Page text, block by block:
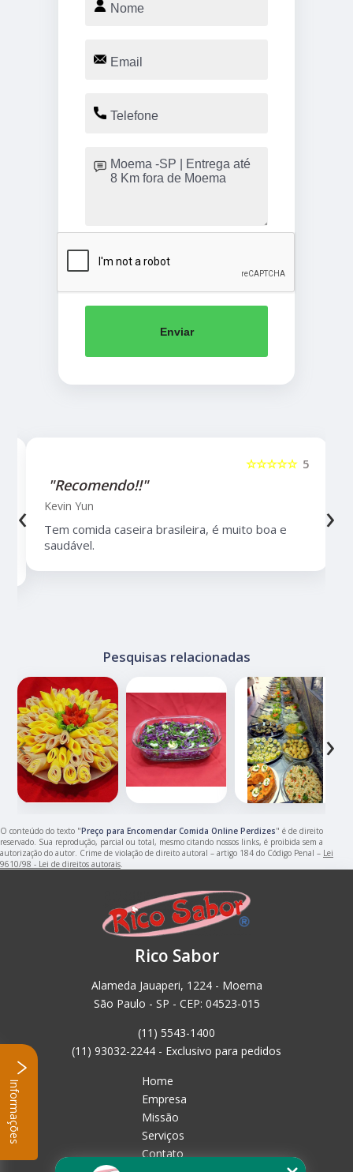
Enviar
5
☆☆☆☆☆
"Recomendo!!"
Kevin Yun
Tem comida caseira brasileira, é muito boa e
saudável.
‹ ›
Pesquisas relacionadas
‹ ›
O conteúdo do texto "Preço para Encomendar Comida Online Perdizes" é de direito
reservado. Sua reprodução, parcial ou total, mesmo citando nossos links, é proibida sem a
autorização do autor. Crime de violação de direito autoral – artigo 184 do Código Penal – Lei
9610/98 - Lei de direitos autorais.
Rico Sabor
Alameda Jauaperi, 1224 - Moema
São Paulo - SP - CEP: 04523-015
(11) 5543-1400
(11) 93032-2244 - Exclusivo para pedidos
Home
Empresa
Missão
Serviços
Contato
Informações